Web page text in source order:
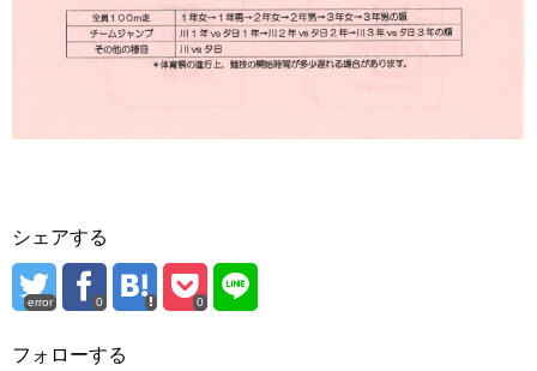
シェアする
error 0 0
フォローする